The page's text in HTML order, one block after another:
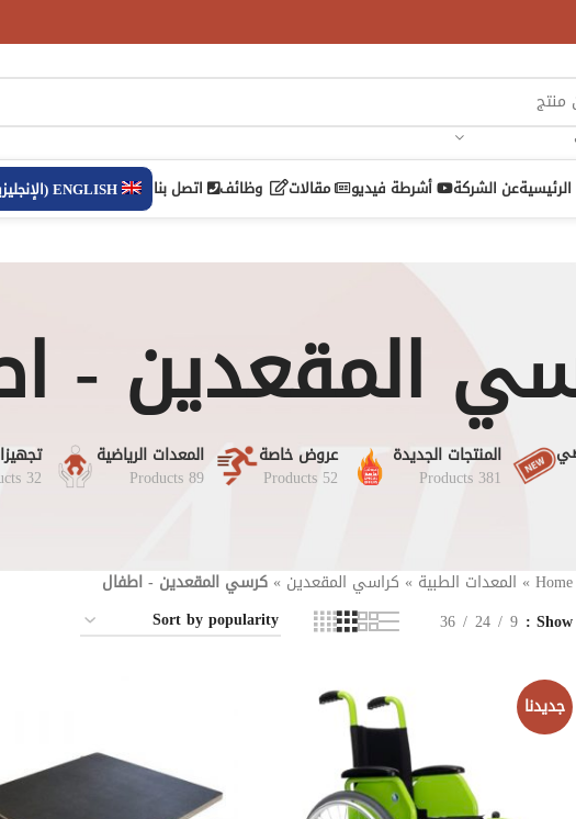
عن الشركة أشرطة فيديو مقالات وظائف اتصل بنا ENGLISH
(
المقعدين -
المنتجات الجديدة
381 Products
عروض خاصة
52 Products
المعدات الرياضية
89 Products
32 Products
Home
» المعدات الطبية » كراسي المقعدين »كرسي المقعدين - اطفال
Show
9
24
36
جديدنا